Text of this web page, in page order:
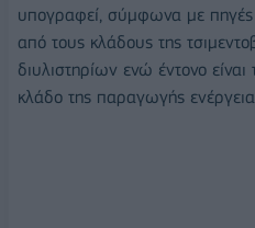
υπογραφεί, σύμφωνα με πηγές
από τους κλάδους της
διυλιστηρίων ενώ έντονο
κλάδο της παραγωγής